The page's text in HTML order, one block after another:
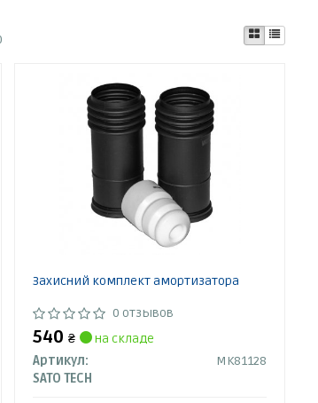
Захисний комплект амортизатора
0 отзывов
540₴
на складе
Артикул:
MK81128
SATO TECH